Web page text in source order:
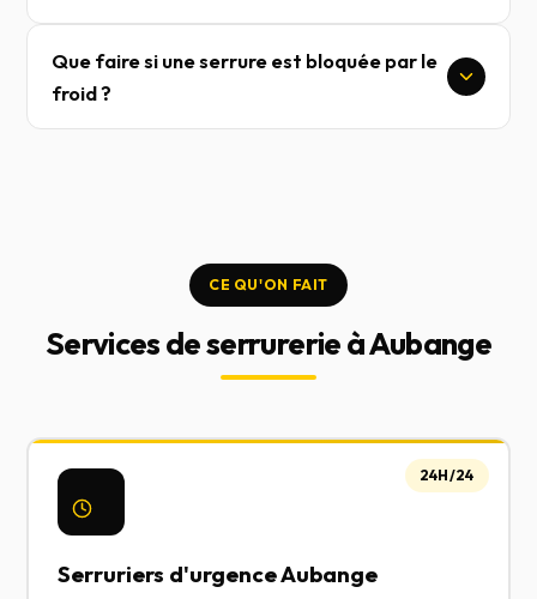
Que faire si une serrure est bloquée par le
froid ?
CE QU'ON FAIT
Services de serrurerie à Aubange
Serruriers d'urgence Aubange
24H/24